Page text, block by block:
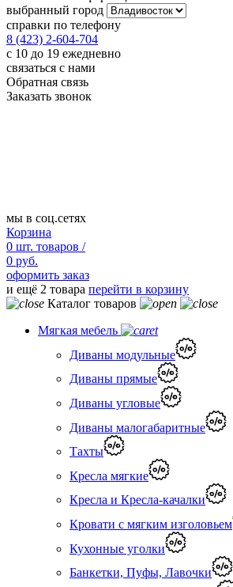
выбранный город
справки по телефону
8 (423) 2-604-704
с 10 до 19 ежедневно
связаться с нами
Обратная связь
Заказать звонок
мы в соц.сетях
Корзина
0 шт. товаров /
0 руб.
оформить заказ
и ещё 2 товара перейти в корзину
Каталог товаров
Мягкая мебель
Диваны модульные
Диваны прямые
Диваны угловые
Диваны малогабаритные
Тахты
Кресла мягкие
Кресла и Кресла-качалки
Кровати с мягким изголовьем
Кухонные уголки
Банкетки, Пуфы, Лавочки